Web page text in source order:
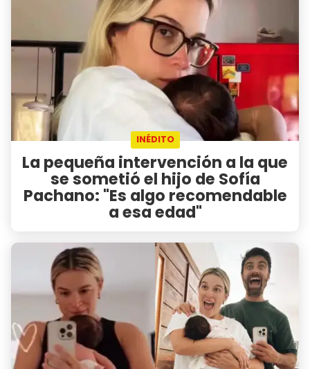
INÉDITO
La pequeña intervención a la que
se sometió el hijo de Sofía
Pachano: "Es algo recomendable
a esa edad"